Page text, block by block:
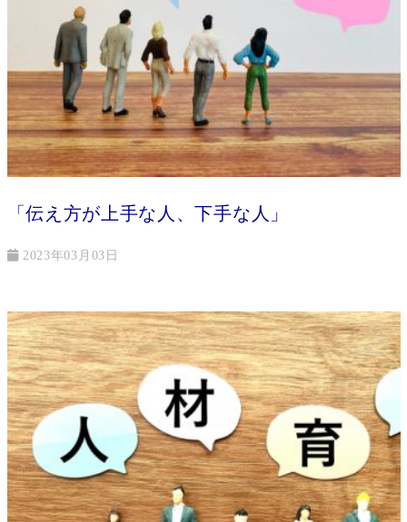
「伝え方が上手な人、下手な人」
2023年03月03日